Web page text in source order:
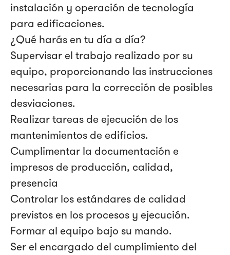
instalación y operación de tecnología
para edificaciones.
¿Qué harás en tu día a día?
Supervisar el trabajo realizado por su
equipo, proporcionando las instrucciones
necesarias para la corrección de posibles
desviaciones.
Realizar tareas de ejecución de los
mantenimientos de edificios.
Cumplimentar la documentación e
impresos de producción, calidad,
presencia
Controlar los estándares de calidad
previstos en los procesos y ejecución.
Formar al equipo bajo su mando.
Ser el encargado del cumplimiento del